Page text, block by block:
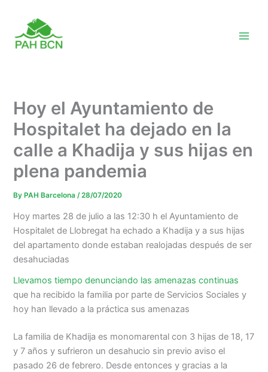
content
Hoy el Ayuntamiento de
Hospitalet ha dejado en la
calle a Khadija y sus hijas en
plena pandemia
By PAH Barcelona/28/07/2020
Hoy martes 28 de julio a las 12:30 h el Ayuntamiento de
Hospitalet de Llobregat ha echado a Khadija y a sus hijas
del apartamento donde estaban realojadas después de ser
desahuciadas
Llevamos tiempo denunciando las amenazas continuas
que ha recibido la familia por parte de Servicios Sociales y
hoy han llevado a la práctica sus amenazas
La familia de Khadija es monomarental con 3 hijas de 18, 17
y 7 años y sufrieron un desahucio sin previo aviso el
pasado 26 de febrero. Desde entonces y gracias a la